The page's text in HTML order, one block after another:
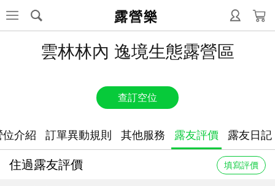
露營樂
雲林林內 逸境生態露營區
查訂空位
位介紹 訂單異動規則 其他服務 露友評價 露友日記
住過露友評價 填寫評價